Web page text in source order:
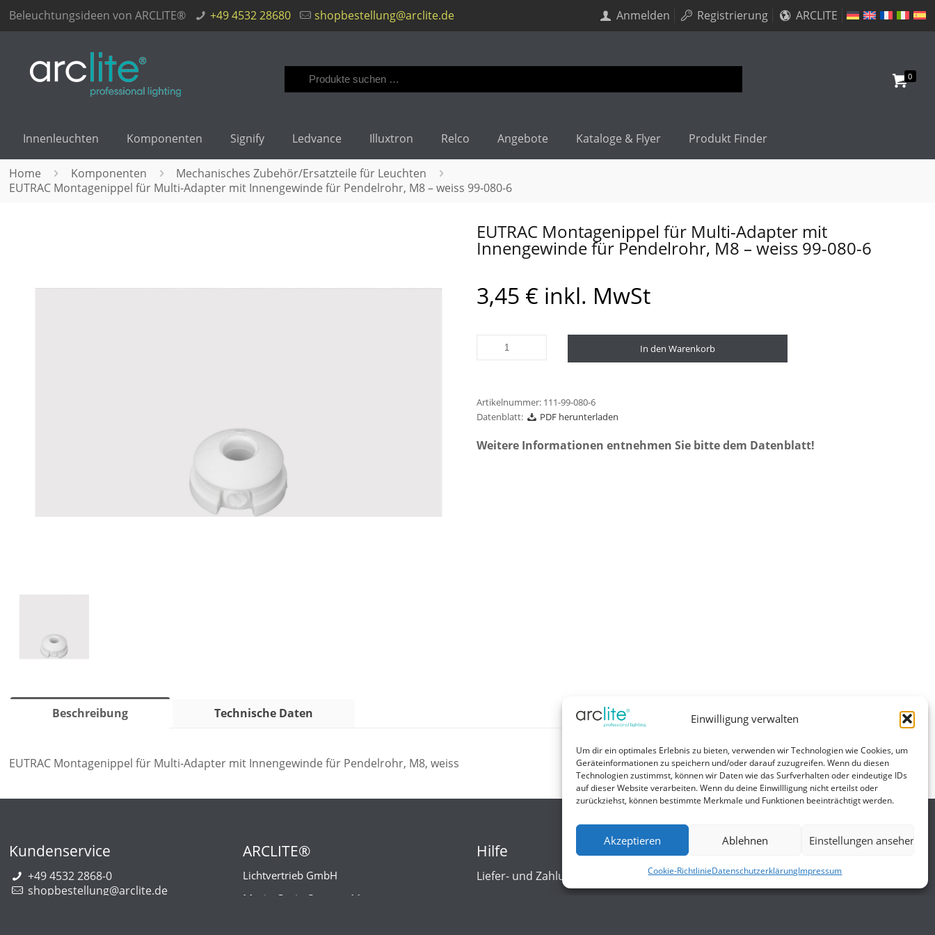
Einwilligung verwalten
Um dir ein optimales Erlebnis zu bieten, verwenden wir Technologien wie Cookies, um
Geräteinformationen zu speichern und/oder darauf zuzugreifen. Wenn du diesen
Technologien zustimmst, können wir Daten wie das Surfverhalten oder eindeutige IDs
auf dieser Website verarbeiten. Wenn du deine Einwillligung nicht erteilst oder
zurückziehst, können bestimmte Merkmale und Funktionen beeinträchtigt werden.
Akzeptieren Ablehnen Einstellungen ansehen
Cookie-RichtlinieDatenschutzerklärungImpressum
Beleuchtungsideen von ARCLITE® +49 4532 28680 shopbestellung@arclite.de Anmelden Registrierung ARCLITE
Suchen
nach:
0
Innenleuchten Komponenten Signify Ledvance Illuxtron Relco Angebote Kataloge & Flyer Produkt Finder
Home Komponenten
Mechanisches Zubehör/Ersatzteile für Leuchten
EUTRAC Montagenippel für Multi-Adapter mit Innengewinde für Pendelrohr, M8 – weiss 99-080-6
EUTRAC Montagenippel für Multi-Adapter mit
Innengewinde für Pendelrohr, M8 – weiss 99-080-6
3,45 € inkl. MwSt
In den Warenkorb
Artikelnummer: 111-99-080-6
Datenblatt:
PDF herunterladen
Weitere Informationen entnehmen Sie bitte dem Datenblatt!
Beschreibung Technische Daten
EUTRAC Montagenippel für Multi-Adapter mit Innengewinde für Pendelrohr, M8, weiss
Kundenservice
+49 4532 2868-0
shopbestellung@arclite.de
ARCLITE®
Lichtvertrieb GmbH
Marie-Curie-Strasse 11
Hilfe
Liefer- und Zahlungsbedingungen
Allgemein
Impressum